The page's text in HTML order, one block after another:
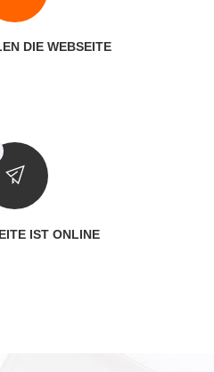
DIE WEBSEITE
IST ONLINE